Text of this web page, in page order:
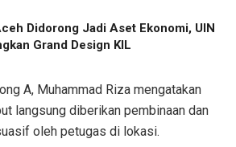
Didorong Jadi Aset Ekonomi, UIN
Grand Design KIL
A, Muhammad Riza mengatakan
langsung diberikan pembinaan dan
oleh petugas di lokasi.